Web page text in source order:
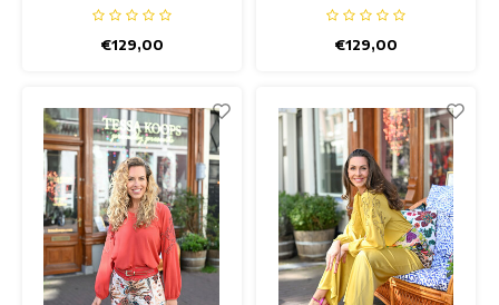
SATIN TOP
€129,00
SATIN TOP
€129,00